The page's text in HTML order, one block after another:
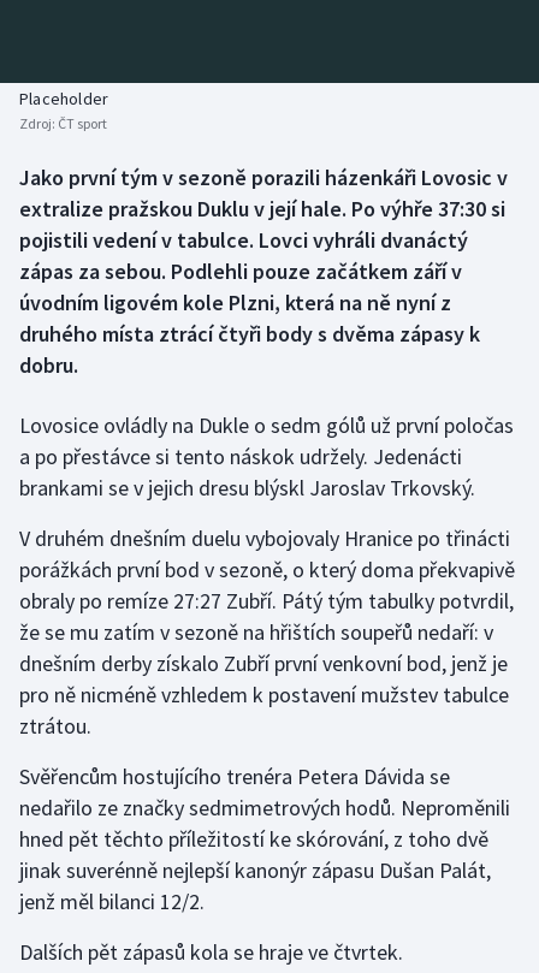
Biatlon
Boby a skeleton
Box
Curling
Dostihy
Florbal
Futsal
Golf
Gymnastika
Házená
Jezdectví
Judo
Krasobruslení
Lezení
Lyže a snowboard
Aplikace ČT sport
AZ kvíz
Placeholder
Zdroj: ČT sport
Jako první tým v sezoně porazili házenkáři Lovosic v
extralize pražskou Duklu v její hale. Po výhře 37:30 si
pojistili vedení v tabulce. Lovci vyhráli dvanáctý
zápas za sebou. Podlehli pouze začátkem září v
úvodním ligovém kole Plzni, která na ně nyní z
druhého místa ztrácí čtyři body s dvěma zápasy k
dobru.
Lovosice ovládly na Dukle o sedm gólů už první poločas
a po přestávce si tento náskok udržely. Jedenácti
brankami se v jejich dresu blýskl Jaroslav Trkovský.
V druhém dnešním duelu vybojovaly Hranice po třinácti
porážkách první bod v sezoně, o který doma překvapivě
obraly po remíze 27:27 Zubří. Pátý tým tabulky potvrdil,
že se mu zatím v sezoně na hřištích soupeřů nedaří: v
dnešním derby získalo Zubří první venkovní bod, jenž je
pro ně nicméně vzhledem k postavení mužstev tabulce
ztrátou.
Svěřencům hostujícího trenéra Petera Dávida se
nedařilo ze značky sedmimetrových hodů. Neproměnili
hned pět těchto příležitostí ke skórování, z toho dvě
jinak suverénně nejlepší kanonýr zápasu Dušan Palát,
jenž měl bilanci 12/2.
Dalších pět zápasů kola se hraje ve čtvrtek.